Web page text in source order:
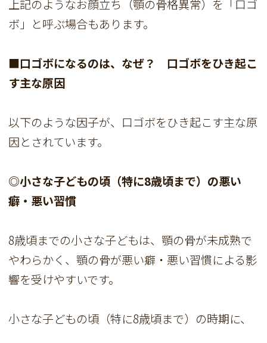
上記のようなお顔立ち（顎の骨格異常）を「口ゴ
ボ」と呼ぶ場合もあります。
■口ゴボになるのは、なぜ？ 口ゴボをひき起こ
す主な原因
以下のような因子が、口ゴボをひき起こす主な原
因とされています。
◎小さな子どもの頃（特に8歳頃まで）の悪い
癖・悪い習慣
8歳頃までの小さな子どもは、顎の骨が未成熟で
やわらかく、顎の骨が悪い癖・悪い習慣による影
響を受けやすいです。
小さな子どもの頃（特に8歳頃まで）の時期に、